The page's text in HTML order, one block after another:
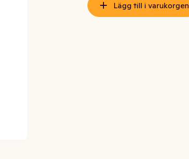
Lägg till i varukorgen